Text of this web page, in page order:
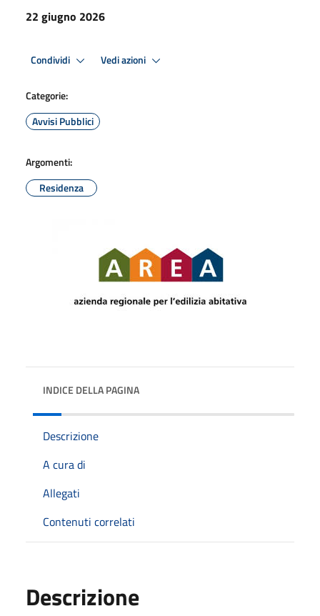
22 giugno 2026
Condividi Vedi azioni
Categorie:
Avvisi Pubblici
Argomenti:
Residenza
INDICE DELLA PAGINA
Descrizione
A cura di
Allegati
Contenuti correlati
Descrizione